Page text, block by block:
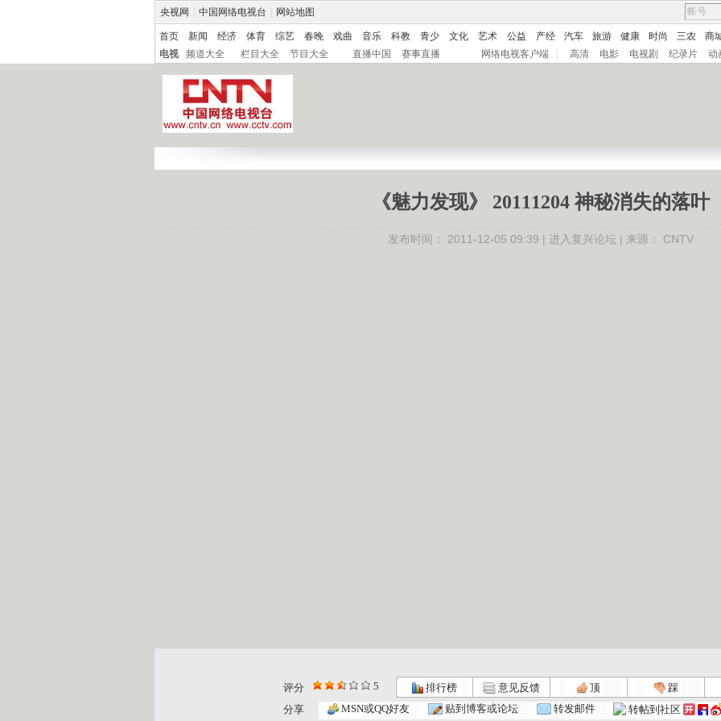
央视网 中国网络电视台 网站地图
首页 新闻 经济 体育 综艺 春晚 戏曲 音乐 科教 青少 文化 艺术 公益 产经 汽车 旅游 健康 时尚 三农
商
电视
频道大全 栏目大全 节目大全 直播中国 赛事直播 网络电视客户端 高清 电影 电视剧 纪录片 动
《魅力发现》 20111204 神秘消失的落叶
发布时间： 2011-12-05 09:39 | 进入复兴论坛 | 来源： CNTV
评分 5 排行榜 意见反馈 顶
踩
分享
MSN或QQ好友 贴到博客或论坛 转发邮件 转帖到社区